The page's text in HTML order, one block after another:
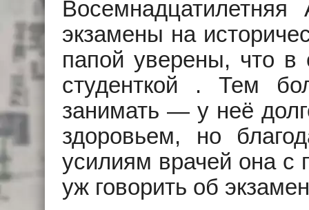
экзамены на
папой уверены, что
студенткой . Тем
занимать — у неё
здоровьем, но
усилиям врачей она с
уж говорить об